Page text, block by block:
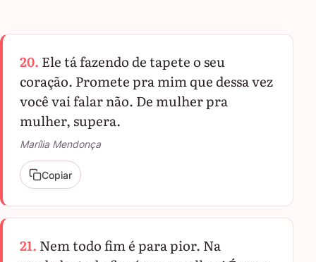
20. Ele tá fazendo de tapete o seu
coração. Promete pra mim que dessa vez
você vai falar não. De mulher pra
mulher, supera.
Marília Mendonça
Copiar
21. Nem todo fim é para pior. Na